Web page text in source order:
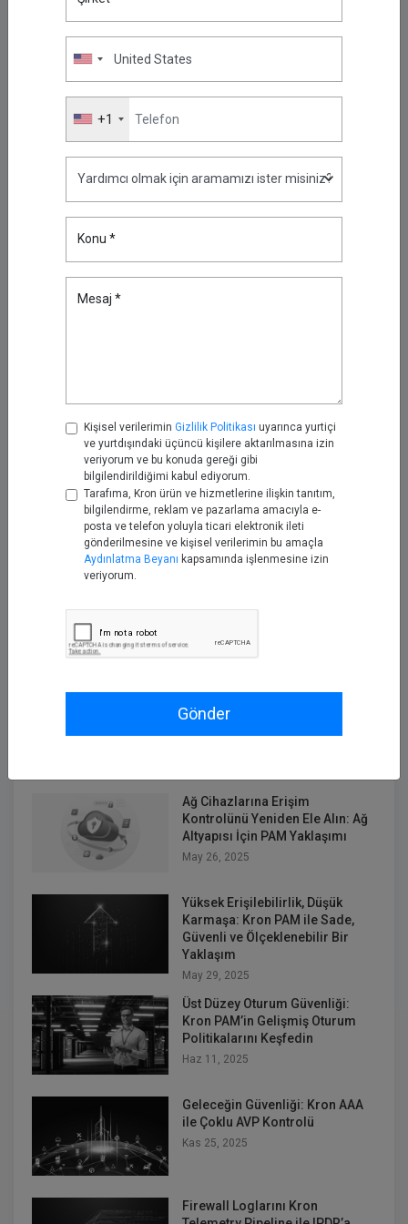
+1
Konu *
Mesaj *
Kişisel verilerimin Gizlilik Politikası uyarınca yurtiçi
ve yurtdışındaki üçüncü kişilere aktarılmasına izin
veriyorum ve bu konuda gereği gibi
bilgilendirildiğimi kabul ediyorum.
Tarafıma, Kron ürün ve hizmetlerine ilişkin tanıtım,
bilgilendirme, reklam ve pazarlama amacıyla e-
posta ve telefon yoluyla ticari elektronik ileti
gönderilmesine ve kişisel verilerimin bu amaçla
Aydınlatma Beyanı kapsamında işlenmesine izin
veriyorum.
Gönder
üzere tasarlandı. 2026 planlaması yapan kurumlar için soru
artık “PAM ve veri erişim yönetişimine yatırım yapmalı
mıyız?” değil; “bunları ne kadar hızlı şekilde olgunlaştırıp
ÖneÇıkanlar
Ayrıcalıklı Hesap Güvenliğine
Kas 14, 2021
Log4j Güvenlik Açığı Nedir?
Nasıl Korunabilirsiniz?
Ara 26, 2021
ve Veri Koruması
Kron PAM ve DAM&DDM ile
Çözümler
Ağ Cihazlarına Erişim
Kontrolünü Yeniden Ele Alın: Ağ
Altyapısı İçin PAM Yaklaşımı
May 26, 2025
Yüksek Erişilebilirlik, Düşük
Karmaşa: Kron PAM ile Sade,
Güvenli ve Ölçeklenebilir Bir
Yaklaşım
May 29, 2025
Üst Düzey Oturum Güvenliği:
Kron PAM’in Gelişmiş Oturum
Politikalarını Keşfedin
Haz 11, 2025
Geleceğin Güvenliği: Kron AAA
ile Çoklu AVP Kontrolü
Kas 25, 2025
Firewall Loglarını Kron